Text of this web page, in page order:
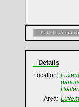
Label Panorama
Details
Location:
Area: